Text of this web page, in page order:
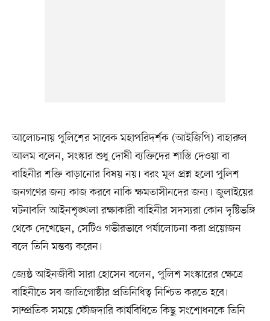
আলোচনায় পুলিশের সাবেক মহাপরিদর্শক (আইজিপি) বাহারুল
আলম বলেন, সংস্কার শুধু দোষী ব্যক্তিদের শাস্তি দেওয়া বা
বাহিনীর শক্তি বাড়ানোর বিষয় নয়। বরং মূল প্রশ্ন হলো পুলিশ
জনগণের জন্য কাজ করবে নাকি ক্ষমতাসীনদের জন্য। জুলাইয়ের
ঘটনাবলি আইনশৃঙ্খলা রক্ষাকারী বাহিনীর সদস্যরা কোন দৃষ্টিভঙ্গি
থেকে দেখেছেন, সেটিও গভীরভাবে পর্যালোচনা করা প্রয়োজন
বলে তিনি মন্তব্য করেন।
জ্যেষ্ঠ আইনজীবী সারা হোসেন বলেন, পুলিশ সংস্কারের ক্ষেত্রে
বাহিনীতে সব জাতিগোষ্ঠীর প্রতিনিধিত্ব নিশ্চিত করতে হবে।
সাম্প্রতিক সময়ে ফৌজদারি কার্যবিধিতে কিছু সংশোধনকে তিনি